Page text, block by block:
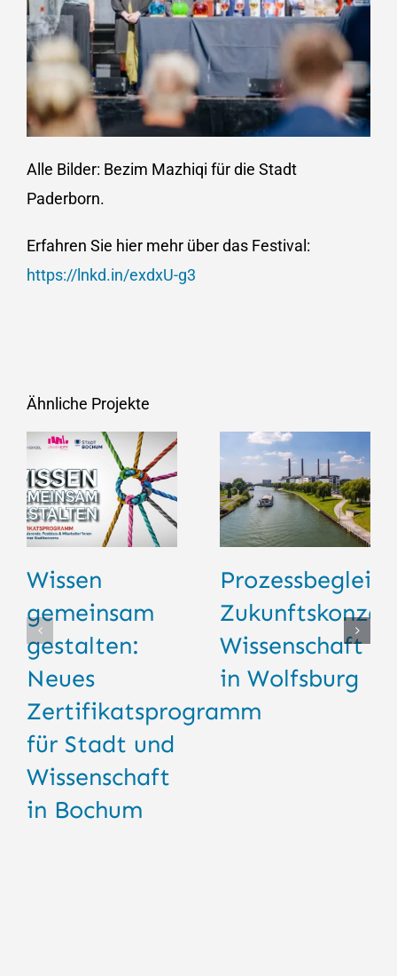
Alle Bilder: Bezim Mazhiqi für die Stadt
Paderborn.
Erfahren Sie hier mehr über das Festival:
https://lnkd.in/exdxU-g3
Ähnliche Projekte
Wissen
gemeinsam
gestalten:
Neues
Zertifikatsprogramm
für Stadt und
Wissenschaft
in Bochum
Wissenschaft
in Wolfsburg